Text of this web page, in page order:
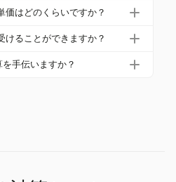
ます。税金の義務を理解す
際学生は、通常、学校の
、ビザの条件によって許可
価はどのくらいですか？
単価は、地域や職種によっ
などの要因がこのレートに
けることができますか？
手当を受けることができ、
手伝いますか？